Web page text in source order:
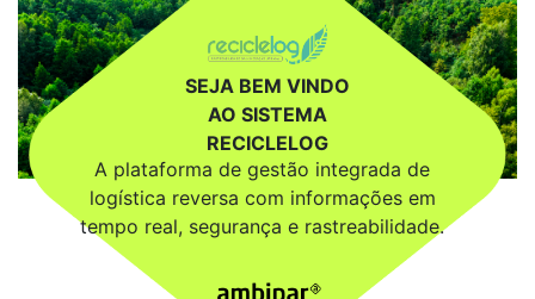
SEJA BEM VINDO
AO SISTEMA
RECICLELOG
A plataforma de gestão integrada de
logística reversa com informações em
tempo real, segurança e rastreabilidade.